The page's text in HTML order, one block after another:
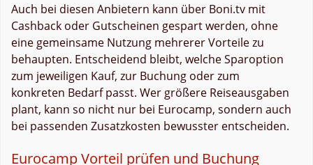
Auch bei diesen Anbietern kann über Boni.tv mit
Cashback oder Gutscheinen gespart werden, ohne
eine gemeinsame Nutzung mehrerer Vorteile zu
behaupten. Entscheidend bleibt, welche Sparoption
zum jeweiligen Kauf, zur Buchung oder zum
konkreten Bedarf passt. Wer größere Reiseausgaben
plant, kann so nicht nur bei Eurocamp, sondern auch
bei passenden Zusatzkosten bewusster entscheiden.
Eurocamp Vorteil prüfen und Buchung